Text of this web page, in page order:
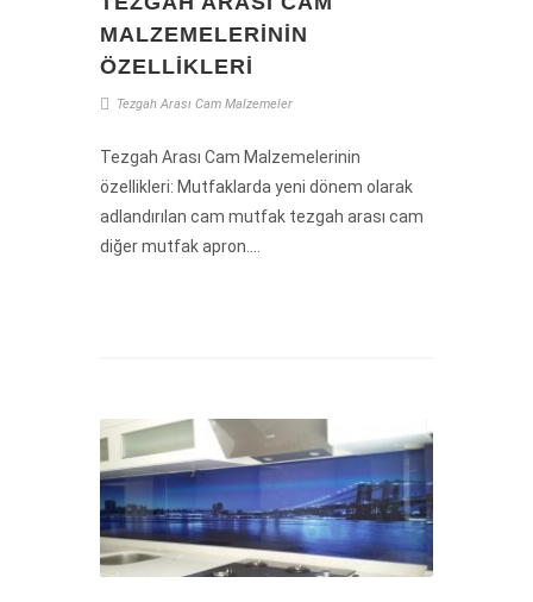
MALZEMELERININ
ÖZELLIKLERI
Tezgah Arası Cam Malzemeler
Tezgah Arası Cam Malzemelerinin
özellikleri: Mutfaklarda yeni dönem olarak
adlandırılan cam mutfak tezgah arası cam
diğer mutfak apron....